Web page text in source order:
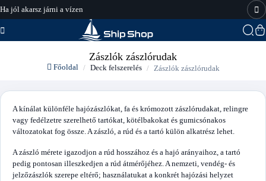
hajo-felszereles.hu
Zászlók zászlórudak
Főoldal Deck felszerelés Zászlók zászlórudak
A kínálat különféle hajózászlókat, fa és krómozott zászlórudakat, relingre
vagy fedélzetre szerelhető tartókat, kötélbakokat és gumicsónakos
változatokat fog össze. A zászló, a rúd és a tartó külön alkatrész lehet.
A zászló mérete igazodjon a rúd hosszához és a hajó arányaihoz, a tartó
pedig pontosan illeszkedjen a rúd átmérőjéhez. A nemzeti, vendég- és
jelzőzászlók szerepe eltérő; használatukat a konkrét hajózási helyzet